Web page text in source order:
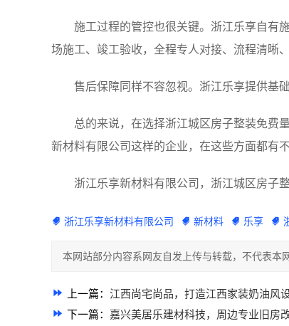
施工过程的管控也很关键。浙江乐享自有
场施工、竣工验收，全程专人对接、流程清晰、
售后保障同样不容忽视。浙江乐享提供基
总的来说，在选择浙江城区房子整装免费
新材料有限公司这样的企业，在这些方面都有
浙江乐享新材料有限公司，浙江城区房子
浙江乐享新材料有限公司 新材料 乐享
本网站部分内容系网友自发上传与转载，不代表本
上一篇： 江西尚宅尚品，打造江西家装奶油风
下一篇： 嘉兴美居乐建材科技，周边专业旧房